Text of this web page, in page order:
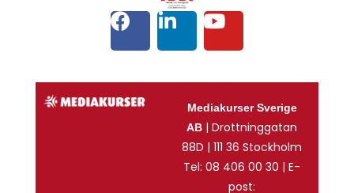
Mediakurser Sverige
AB | Drottninggatan
88D | 111 36 Stockholm
Tel: 08 406 00 30 | E-
post: